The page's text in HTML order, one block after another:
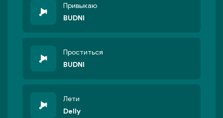
Привыкаю
BUDNI
Проститься
BUDNI
Лети
Delly